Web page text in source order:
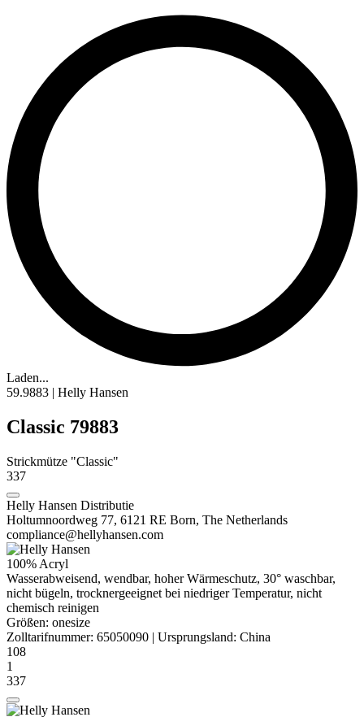
Laden...
59.9883 | Helly Hansen
Classic 79883
Strickmütze "Classic"
337
Helly Hansen Distributie
Holtumnoordweg 77, 6121 RE Born, The Netherlands
compliance@hellyhansen.com
100% Acryl
Wasserabweisend, wendbar, hoher Wärmeschutz, 30° waschbar,
nicht bügeln, trocknergeeignet bei niedriger Temperatur, nicht
chemisch reinigen
Größen: onesize
Zolltarifnummer: 65050090 | Ursprungsland: China
108
1
337